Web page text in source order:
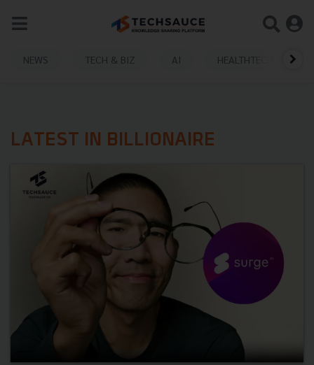
NEWS TECH & BIZ AI HEALTHTECH
LATEST IN BILLIONAIRE